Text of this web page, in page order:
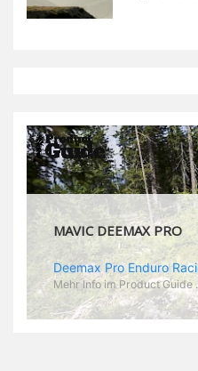
MAVIC DEEMAX DH
Mehr Info im Product Guide